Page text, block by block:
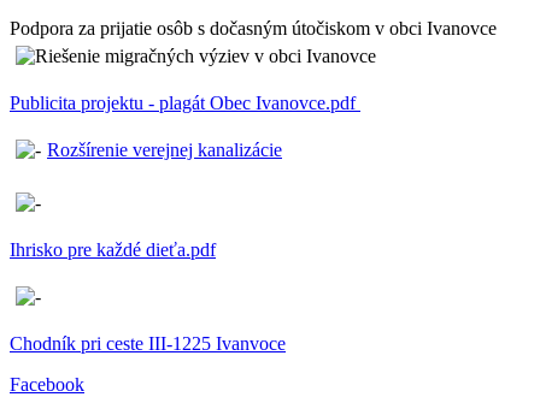
Podpora za prijatie osôb s dočasným útočiskom v obci Ivanovce
Publicita projektu - plagát Obec Ivanovce.pdf
Rozšírenie verejnej kanalizácie
Ihrisko pre každé dieťa.pdf
Chodník pri ceste III-1225 Ivanvoce
Facebook